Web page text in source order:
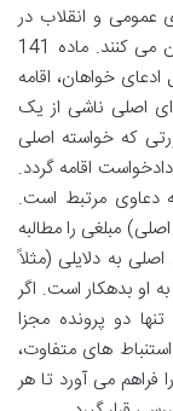
های عمومی و انقلاب در
امور مدنی، چارچوب قانونی دعوای تقابل را تعیین می کنند. ماده 141
خواهان، اقامه
اصلی ناشی از یک
که خواسته اصلی
اقامه گردد.
دعاوی مرتبط است.
مبلغی را مطالبه
به دلایلی (مثلاً
او بدهکار است. اگر
دو پرونده مجزا
های متفاوت،
فراهم می آورد تا هر